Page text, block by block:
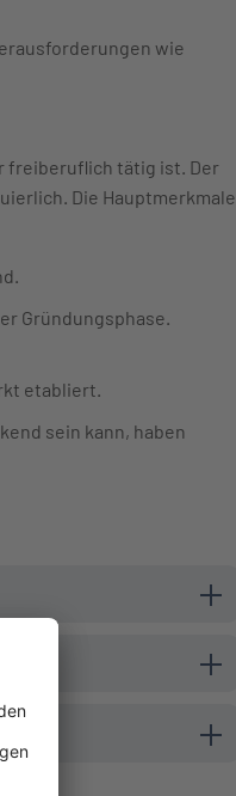
wie
freiberuflich tätig ist. Der
Die Hauptmerkmale
Gründungsphase.
etabliert.
sein kann, haben